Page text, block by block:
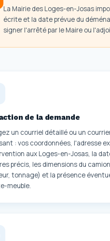
La Mairie des Loges-en-Josas
écrite et la date prévue du
signer l'arrêté par le Maire ou
de la demande
un courriel détaillé ou un
: vos coordonnées, l'adresse
aux Loges-en-Josas, la
précis, les dimensions du
tonnage) et la présence
meuble.